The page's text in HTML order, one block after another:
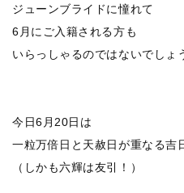
ジューンブライドに憧れて
6月にご入籍される方も
いらっしゃるのではないでしょ
今日6月20日は
一粒万倍日と天赦日が重なる吉
（しかも六輝は友引！）